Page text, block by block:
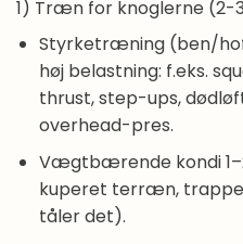
1) Træn for knoglerne (2-
Styrketræning (ben/
høj belastning: f.eks.
thrust, step-ups,
overhead-pres.
Vægtbærende kondi
kuperet terræn,
tåler det).